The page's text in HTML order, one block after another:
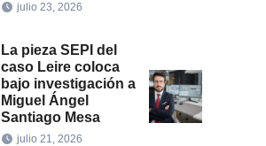
julio 23, 2026
La pieza SEPI del
caso Leire coloca
bajo investigación a
Miguel Ángel
Santiago Mesa
julio 21, 2026